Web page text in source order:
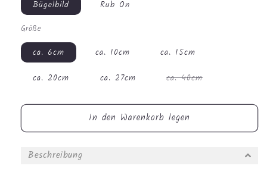
Bügelbild
Süßer
Löwe
#0521
Bügelbild
#0521
Bügelbild Rub On
Größe
ca. 6cm ca. 10cm
ca. 15cm
ca. 20cm
ca. 27cm ca. 40cmVariante
nicht
In den Warenkorb legen
Beschreibung